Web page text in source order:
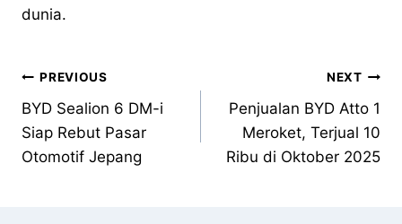
dunia.
PREVIOUS
BYD Sealion 6 DM-i
Siap Rebut Pasar
Otomotif Jepang
NEXT
Penjualan BYD Atto 1
Meroket, Terjual 10
Ribu di Oktober 2025